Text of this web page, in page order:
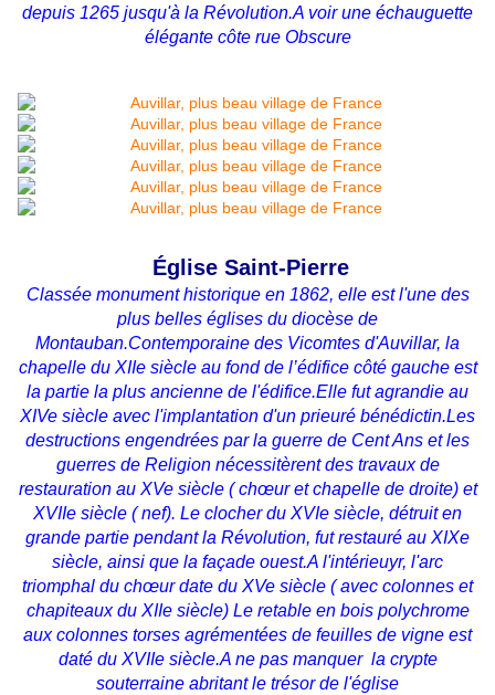
depuis 1265 jusqu'à la Révolution.A voir une échauguette
élégante côte rue Obscure
Église Saint-Pierre
Classée monument historique en 1862, elle est l'une des
plus belles églises du diocèse de
Montauban.Contemporaine des Vicomtes d'Auvillar, la
chapelle du XIIe siècle au fond de l’édifice côté gauche est
la partie la plus ancienne de l'édifice.Elle fut agrandie au
XIVe siècle avec l'implantation d'un prieuré bénédictin.Les
destructions engendrées par la guerre de Cent Ans et les
guerres de Religion nécessitèrent des travaux de
restauration au XVe siècle ( chœur et chapelle de droite) et
XVIIe siècle ( nef). Le clocher du XVIe siècle, détruit en
grande partie pendant la Révolution, fut restauré au XIXe
siècle, ainsi que la façade ouest.A l'intérieuyr, l'arc
triomphal du chœur date du XVe siècle ( avec colonnes et
chapiteaux du XIIe siècle) Le retable en bois polychrome
aux colonnes torses agrémentées de feuilles de vigne est
daté du XVIIe siècle.A ne pas manquer la crypte
souterraine abritant le trésor de l'église